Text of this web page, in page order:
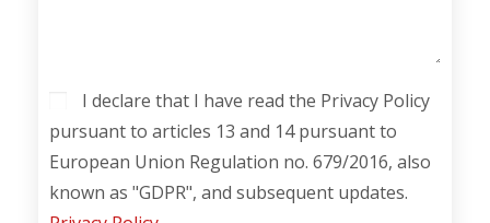
I declare that I have read the Privacy Policy
pursuant to articles 13 and 14 pursuant to
European Union Regulation no. 679/2016, also
known as "GDPR", and subsequent updates.